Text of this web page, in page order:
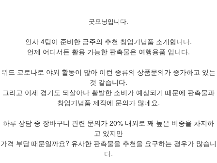
굿모닝입니다.
인사 4팀이 준비한 금주의 추천 창업기념품 소개합니다.
언제 어디서든 활용 가능한 판촉물은 여행용품 입니다.
위드 코로나로 야외 활동이 많아 이런 종류의 상품문의가 증가하고 있는
것 같습니다.
그리고 이제 경기도 되살아나 활발한 소비가 예상되기 때문에 판촉물과
창업기념품 제작에 문의가 많네요.
하루 상담 중 장바구니 관련 문의가 20% 내외로 꽤 높은 비중을 차지하
고 있지만
가격 부담 때문일까요? 유사한 판촉물을 추천을 요구하는 경우가 많습니
다.